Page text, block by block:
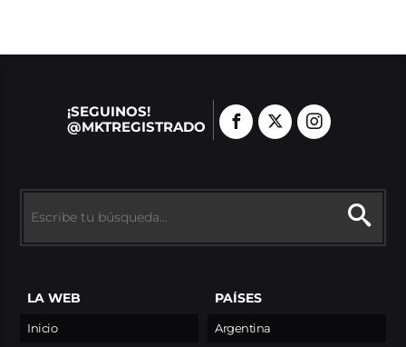
¡SEGUINOS!
@MKTREGISTRADO
LA WEB
Inicio
PAÍSES
Argentina